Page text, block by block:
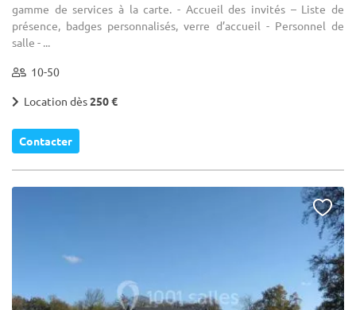
gamme de services à la carte. - Accueil des invités – Liste de
présence, badges personnalisés, verre d’accueil - Personnel de
salle - ...
10-50
Location dès250 €
Contacter